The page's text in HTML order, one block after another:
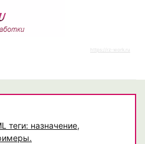
https://rz-work.ru
теги: назначение,